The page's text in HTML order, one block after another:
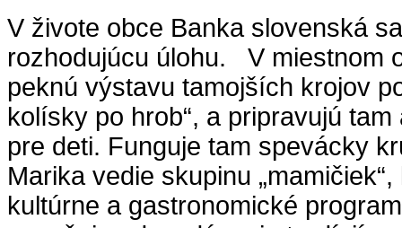
V živote obce Banka slovenská
rozhodujúcu úlohu. V miestnom
peknú výstavu tamojších krojov
kolísky po hrob“, a pripravujú
pre deti. Funguje tam spevácky
Marika vedie skupinu
kultúrne a gastronomické